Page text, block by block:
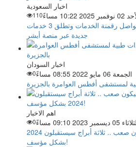
اخبار السعودية
2025 10:22 مساءً
110
الجوازات السعودية تواصل رقمنة الخدمات وتطلق 3 خدمات
جديدة عبر منصة أبشر
اخبار السودان
الجمعة 06 مايو 2022 08:55 مساءً
0
لمستشفى أفطس العوامرة بالجزيرة
اهم الاخبار
05 ديسمبر 2023 09:10 مساءً
0
حظهم زفت ووضعهم هيكون صعب .. ثلاثة أبراج سيستقبلون 2024
بشكل مؤسف!